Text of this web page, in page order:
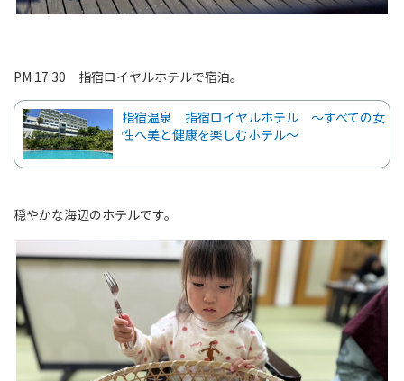
PM 17:30 指宿ロイヤルホテルで宿泊。
指宿温泉 指宿ロイヤルホテル 〜すべての女
性へ美と健康を楽しむホテル〜
穏やかな海辺のホテルです。